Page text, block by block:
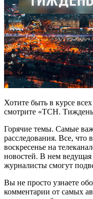
Хотите быть в курсе
смотрите «ТСН.
Горячие темы. Самые
расследования. Все, что
воскресенье на
новостей. В нем
журналисты смогут
Вы не просто узнаете
комментарии от самых